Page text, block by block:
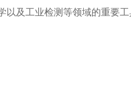
及工业检测等领域的重要工